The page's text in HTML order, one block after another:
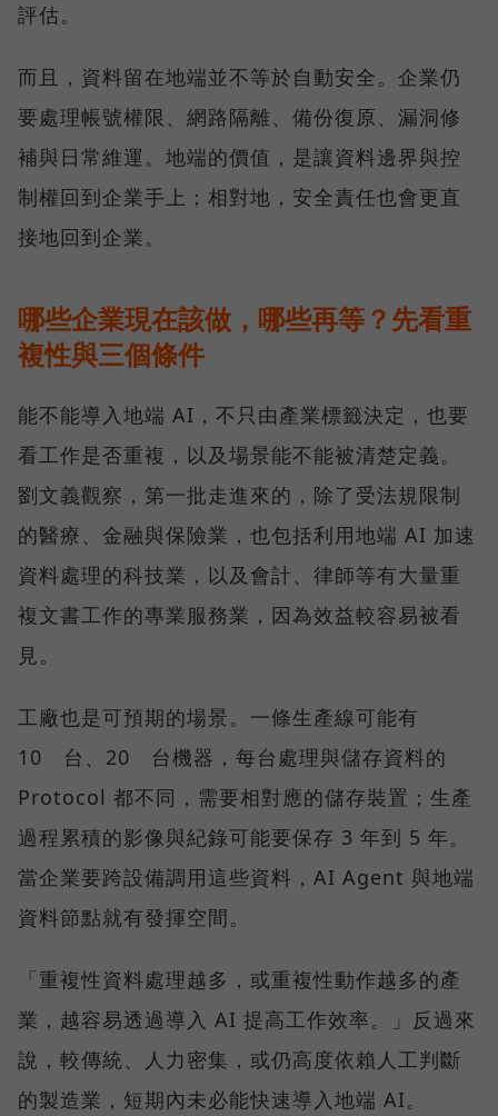
評估。
而且，資料留在地端並不等於自動安全。企業仍
要處理帳號權限、網路隔離、備份復原、漏洞修
補與日常維運。地端的價值，是讓資料邊界與控
制權回到企業手上；相對地，安全責任也會更直
接地回到企業。
哪些企業現在該做，哪些再等？先看重
複性與三個條件
能不能導入地端 AI，不只由產業標籤決定，也要
看工作是否重複，以及場景能不能被清楚定義。
劉文義觀察，第一批走進來的，除了受法規限制
的醫療、金融與保險業，也包括利用地端 AI 加速
資料處理的科技業，以及會計、律師等有大量重
複文書工作的專業服務業，因為效益較容易被看
見。
工廠也是可預期的場景。一條生產線可能有
10 台、20 台機器，每台處理與儲存資料的
Protocol 都不同，需要相對應的儲存裝置；生產
過程累積的影像與紀錄可能要保存 3 年到 5 年。
當企業要跨設備調用這些資料，AI Agent 與地端
資料節點就有發揮空間。
「重複性資料處理越多，或重複性動作越多的產
業，越容易透過導入 AI 提高工作效率。」反過來
說，較傳統、人力密集，或仍高度依賴人工判斷
的製造業，短期內未必能快速導入地端 AI。